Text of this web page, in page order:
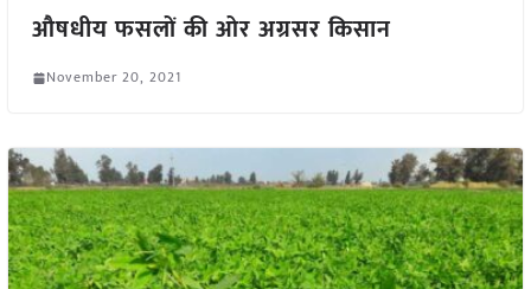
औषधीय फसलों की ओर अग्रसर किसान
November 20, 2021